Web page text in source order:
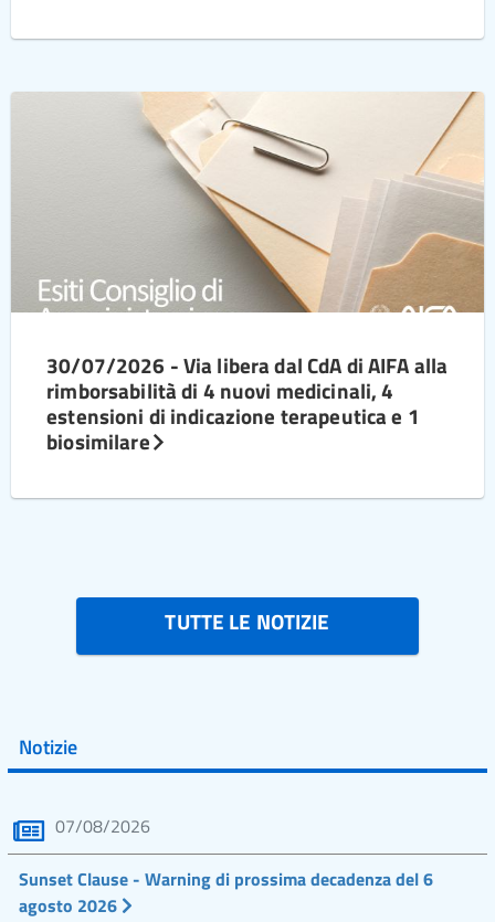
30/07/2026 - Via libera dal CdA di AIFA alla
rimborsabilità di 4 nuovi medicinali, 4
estensioni di indicazione terapeutica e 1
biosimilare
TUTTE LE NOTIZIE
Notizie
07/08/2026
Sunset Clause - Warning di prossima decadenza del 6
agosto 2026